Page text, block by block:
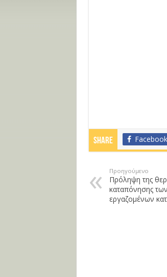
Share Facebook
Προηγούμενο
Πρόληψη της
καταπόνησης των
εργαζομένων